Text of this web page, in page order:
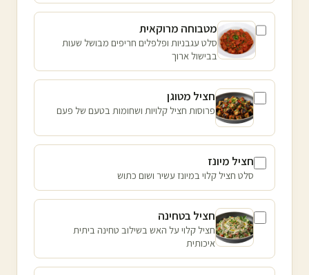
מטבוחה מרוקאית
סלט עגבניות ופלפלים חריפים מבושל שעות
בבישול ארוך
חציל מטוגן
פרוסות חציל קלויות ושחומות בטעם של פעם
חציל מיונז
סלט חציל קלוי במיונז עשיר ושום כתוש
חציל בטחינה
חציל קלוי על האש בשילוב טחינה ביתית
איכותית